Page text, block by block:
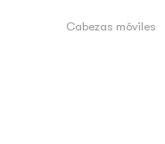
Cabezas móviles